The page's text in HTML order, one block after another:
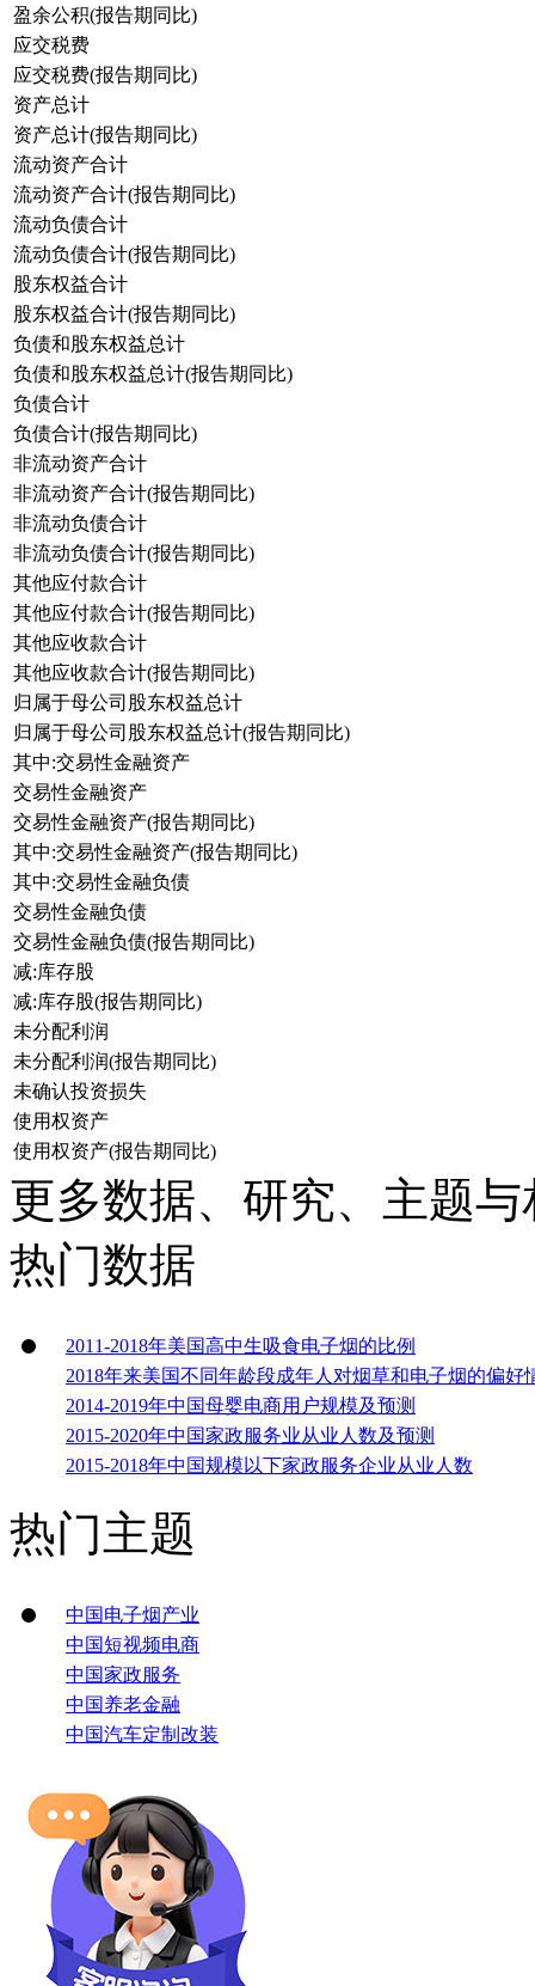
盈余公积(报告期同比)
应交税费
应交税费(报告期同比)
资产总计
资产总计(报告期同比)
流动资产合计
流动资产合计(报告期同比)
流动负债合计
流动负债合计(报告期同比)
股东权益合计
股东权益合计(报告期同比)
负债和股东权益总计
负债和股东权益总计(报告期同比)
负债合计
负债合计(报告期同比)
非流动资产合计
非流动资产合计(报告期同比)
非流动负债合计
非流动负债合计(报告期同比)
其他应付款合计
其他应付款合计(报告期同比)
其他应收款合计
其他应收款合计(报告期同比)
归属于母公司股东权益总计
归属于母公司股东权益总计(报告期同比)
其中:交易性金融资产
交易性金融资产
交易性金融资产(报告期同比)
其中:交易性金融资产(报告期同比)
其中:交易性金融负债
交易性金融负债
交易性金融负债(报告期同比)
减:库存股
减:库存股(报告期同比)
未分配利润
未分配利润(报告期同比)
未确认投资损失
使用权资产
使用权资产(报告期同比)
更多数据、研究、主题
热门数据
2011-2018年美国高中生吸食电子烟的比例
2018年来美国不同年龄段成年人对烟草和电子烟的偏好
2014-2019年中国母婴电商用户规模及预测
2015-2020年中国家政服务业从业人数及预测
2015-2018年中国规模以下家政服务企业从业人数
热门主题
中国电子烟产业
中国短视频电商
中国家政服务
中国养老金融
中国汽车定制改装